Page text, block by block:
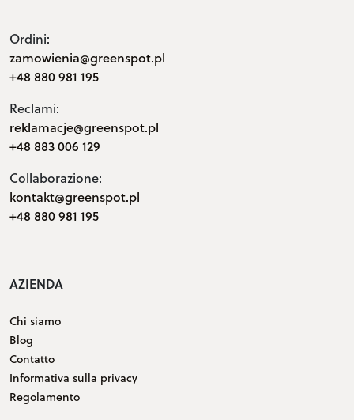
Ordini:
zamowienia@greenspot.pl
+48 880 981 195
Reclami:
reklamacje@greenspot.pl
+48 883 006 129
Collaborazione:
kontakt@greenspot.pl
+48 880 981 195
AZIENDA
Chi siamo
Blog
Contatto
Informativa sulla privacy
Regolamento